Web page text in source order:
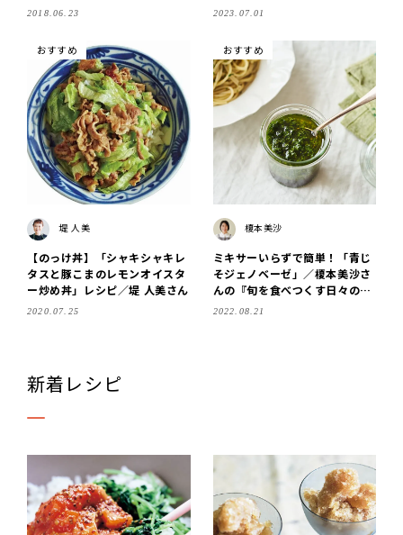
2018.06.23 2023.07.01
おすすめ
堤 人美
【のっけ丼】「シャキシャキレ
タスと豚こまのレモンオイスタ
ー炒め丼」レシピ／堤 人美さん
2020.07.25
おすすめ
榎本美沙
ミキサーいらずで簡単！「青じ
そジェノベーゼ」／榎本美沙さ
んの『旬を食べつくす日々の食
卓』
2022.08.21
新着レシピ